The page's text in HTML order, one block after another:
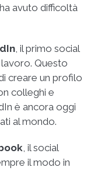
avuto difficoltà
, il primo social
Questo
creare un profilo
colleghi e
è ancora oggi
al mondo.
, il social
il modo in